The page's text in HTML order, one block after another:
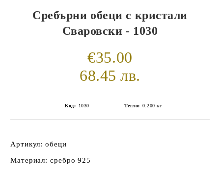
Сребърни обеци с кристали
Сваровски - 1030
€35.00
68.45 лв.
Код: 1030 Тегло: 0.200 кг
Артикул: обеци
Материал: сребро 925